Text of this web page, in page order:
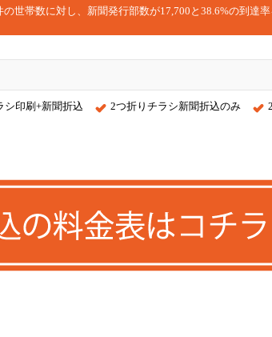
世帯数に対し、新聞発行部数が17,700と38.6%の到達率
シ印刷+新聞折込 2つ折りチラシ新聞折込のみ